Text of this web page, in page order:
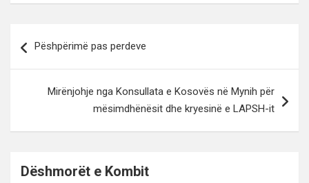
te
Pëshpërimë pas perdeve
Mirënjohje nga Konsullata e Kosovës në Mynih për
mësimdhënësit dhe kryesinë e LAPSH-it
Dëshmorët e Kombit